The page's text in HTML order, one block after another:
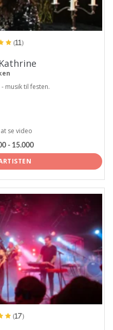
(11)
musik til festen.
se video
- 15.000
(17)